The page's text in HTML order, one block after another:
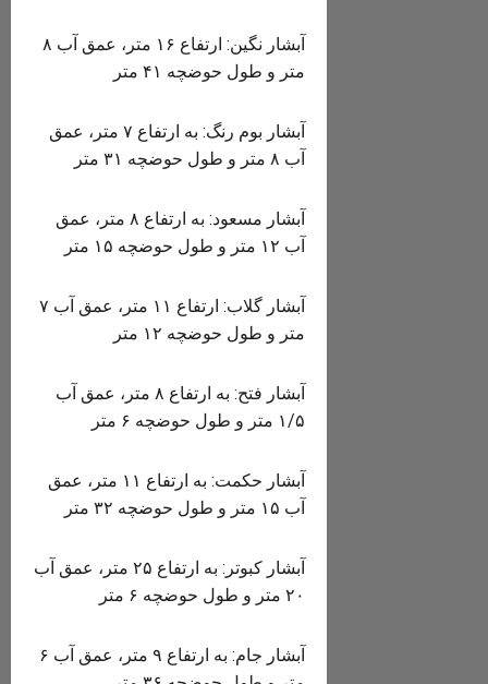
آبشار نگین: ارتفاع ۱۶ متر، عمق آب ۸
متر و طول حوضچه ۴۱ متر
آبشار بوم رنگ: به ارتفاع ۷ متر، عمق
آب ۸ متر و طول حوضچه ۳۱ متر
آبشار مسعود: به ارتفاع ۸ متر، عمق
آب ۱۲ متر و طول حوضچه ۱۵ متر
آبشار گلاب: ارتفاع ۱۱ متر، عمق آب ۷
متر و طول حوضچه ۱۲ متر
آبشار فتح: به ارتفاع ۸ متر، عمق آب
۱/۵ متر و طول حوضچه ۶ متر
آبشار حکمت: به ارتفاع ۱۱ متر، عمق
آب ۱۵ متر و طول حوضچه ۳۲ متر
آبشار کبوتر: به ارتفاع ۲۵ متر، عمق آب
۲۰ متر و طول حوضچه ۶ متر
آبشار جام: به ارتفاع ۹ متر، عمق آب ۶